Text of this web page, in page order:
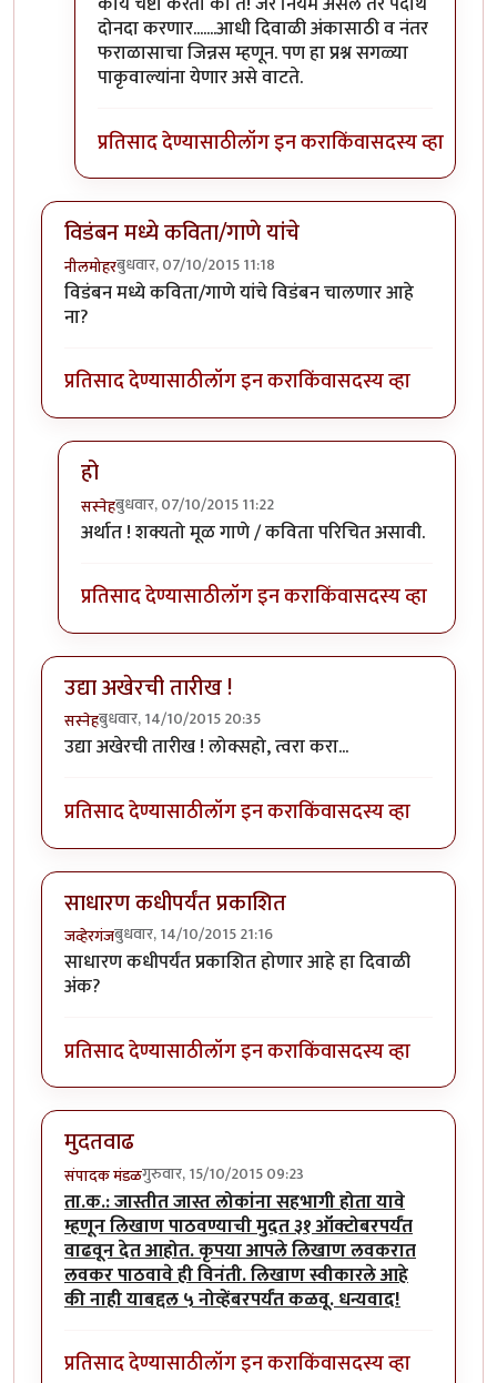
दोनदा करणार.......आधी दिवाळी अंकासाठी व नंतर
फराळासाचा जिन्नस म्हणून. पण हा प्रश्न सगळ्या
पाकृवाल्यांना येणार असे वाटते.
प्रतिसाद देण्यासाठीलॉग इन कराकिंवासदस्य व्हा
विडंबन मध्ये कविता/गाणे यांचे
नीलमोहरबुधवार, 07/10/2015 11:18
विडंबन मध्ये कविता/गाणे यांचे विडंबन चालणार आहे
ना?
प्रतिसाद देण्यासाठीलॉग इन कराकिंवासदस्य व्हा
हो
सस्नेहबुधवार, 07/10/2015 11:22
In reply toविडंबन मध्ये कविता/गाणे यांचेbyनीलमोहर
अर्थात ! शक्यतो मूळ गाणे / कविता परिचित असावी.
प्रतिसाद देण्यासाठीलॉग इन कराकिंवासदस्य व्हा
उद्या अखेरची तारीख !
सस्नेहबुधवार, 14/10/2015 20:35
उद्या अखेरची तारीख ! लोक्सहो, त्वरा करा...
प्रतिसाद देण्यासाठीलॉग इन कराकिंवासदस्य व्हा
साधारण कधीपर्यंत प्रकाशित
जव्हेरगंजबुधवार, 14/10/2015 21:16
साधारण कधीपर्यंत प्रकाशित होणार आहे हा दिवाळी
अंक?
प्रतिसाद देण्यासाठीलॉग इन कराकिंवासदस्य व्हा
मुदतवाढ
संपादक मंडळगुरुवार, 15/10/2015 09:23
ता.क.: जास्तीत जास्त लोकांना सहभागी होता यावे
म्हणून लिखाण पाठवण्याची मुदत ३१ ऑक्टोबरपर्यंत
वाढवून देत आहोत. कृपया आपले लिखाण लवकरात
लवकर पाठवावे ही विनंती. लिखाण स्वीकारले आहे
की नाही याबद्दल ५ नोव्हेंबरपर्यंत कळवू. धन्यवाद!
प्रतिसाद देण्यासाठीलॉग इन कराकिंवासदस्य व्हा